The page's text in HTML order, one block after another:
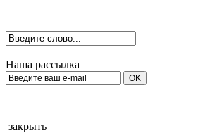
Наша рассылка
закрыть